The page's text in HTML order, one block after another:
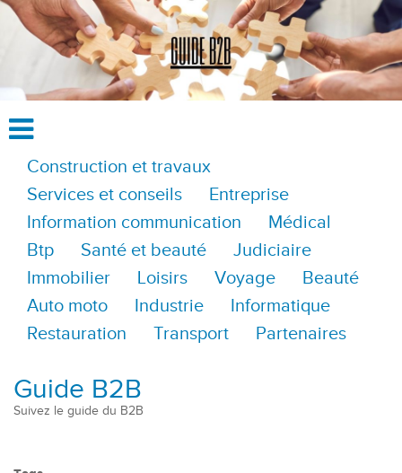
Construction et travaux
Services et conseils
Entreprise
Information communication
Médical
Btp
Santé et beauté
Judiciaire
Immobilier
Loisirs Voyage
Beauté
Auto moto
Industrie
Informatique
Restauration
Transport Partenaires
Guide B2B
Suivez le guide du B2B